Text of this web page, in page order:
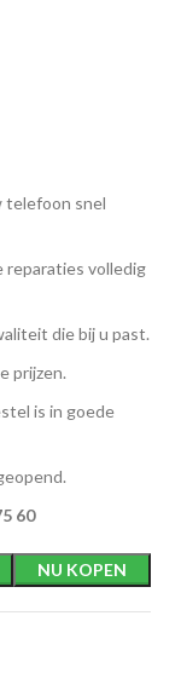
telefoon snel
reparaties volledig
die bij u past.
prijzen.
is in goede
60
NU KOPEN